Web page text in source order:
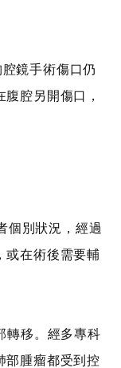
鏡手術傷口仍
腔另開傷口，
個別狀況，經過
或在術後需要輔
轉移。經多專科
部腫瘤都受到控